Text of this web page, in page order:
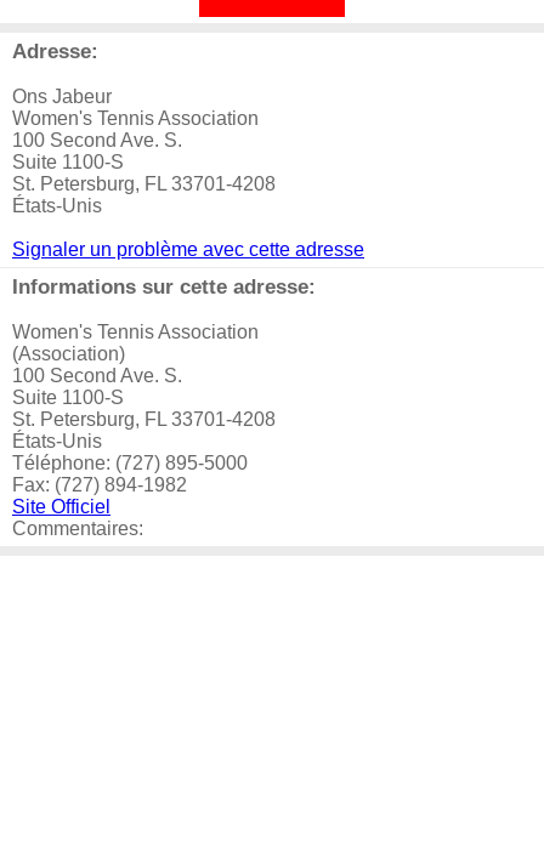
Adresse:
Ons Jabeur
Women's Tennis Association
100 Second Ave. S.
Suite 1100-S
St. Petersburg, FL 33701-4208
États-Unis
Signaler un problème avec cette adresse
Informations sur cette adresse:
Women's Tennis Association
(Association)
100 Second Ave. S.
Suite 1100-S
St. Petersburg, FL 33701-4208
États-Unis
Téléphone: (727) 895-5000
Fax: (727) 894-1982
Site Officiel
Commentaires: